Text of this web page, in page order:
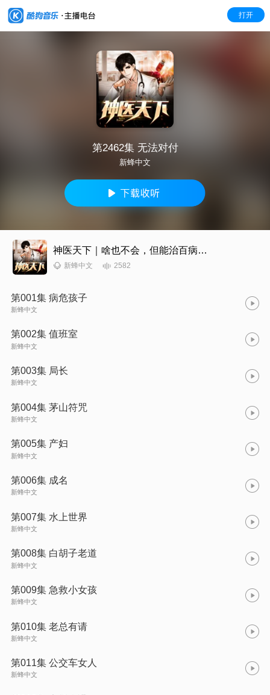
打开
第2462集 无法对付
新蜂中文
神医天下｜啥也不会，但能治百病丨都市丨神医
新蜂中文 2582
第001集 病危孩子
新蜂中文
第002集 值班室
新蜂中文
第003集 局长
新蜂中文
第004集 茅山符咒
新蜂中文
第005集 产妇
新蜂中文
第006集 成名
新蜂中文
第007集 水上世界
新蜂中文
第008集 白胡子老道
新蜂中文
第009集 急救小女孩
新蜂中文
第010集 老总有请
新蜂中文
第011集 公交车女人
新蜂中文